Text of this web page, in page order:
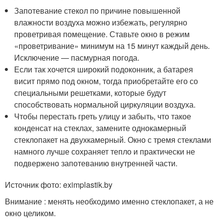
Запотевание стекол по причине повышенной
влажности воздуха можно избежать, регулярно
проветривая помещение. Ставьте окно в режим
«проветривание» минимум на 15 минут каждый день.
Исключение — пасмурная погода.
Если так хочется широкий подоконник, а батарея
висит прямо под окном, тогда приобретайте его со
специальными решетками, которые будут
способствовать нормальной циркуляции воздуха.
Чтобы перестать греть улицу и забыть, что такое
конденсат на стеклах, замените однокамерный
стеклопакет на двухкамерный. Окно с тремя стеклами
намного лучше сохраняет тепло и практически не
подвержено запотеванию внутренней части.
Источник фото: eximplastik.by
Внимание : менять необходимо именно стеклопакет, а не
окно целиком.